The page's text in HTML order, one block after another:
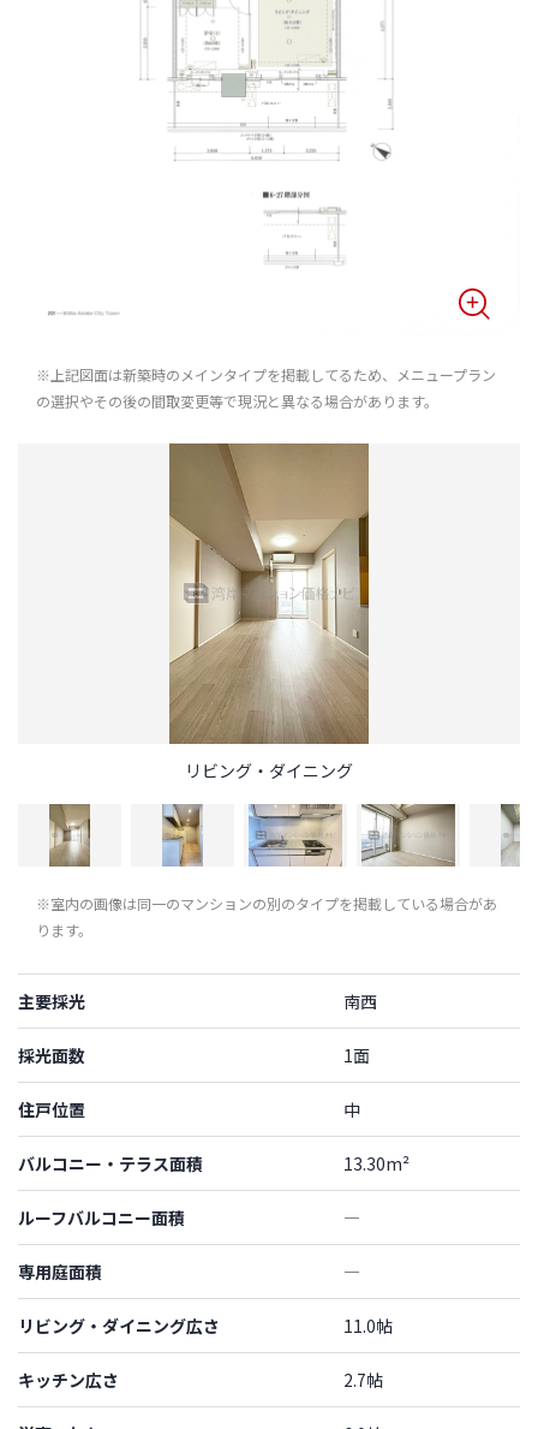
※上記図面は新築時のメインタイプを掲載してるため、メニュープラン
の選択やその後の間取変更等で現況と異なる場合があります。
リビング・ダイニング
※室内の画像は同一のマンションの別のタイプを掲載している場合があ
ります。
主要採光 南西
採光面数 1面
住戸位置 中
バルコニー・テラス面積 13.30m²
ルーフバルコニー面積 ―
専用庭面積 ―
リビング・ダイニング広さ 11.0帖
キッチン広さ 2.7帖